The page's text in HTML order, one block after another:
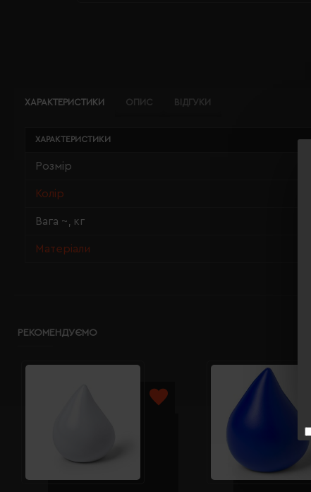
ХАРАКТЕРИСТИКИ ОПИС ВІДГУКИ
ХАРАКТЕРИСТИКИ
Розмір
Колір
Вага ~, кг
Матеріали
РЕКОМЕНДУЄМО